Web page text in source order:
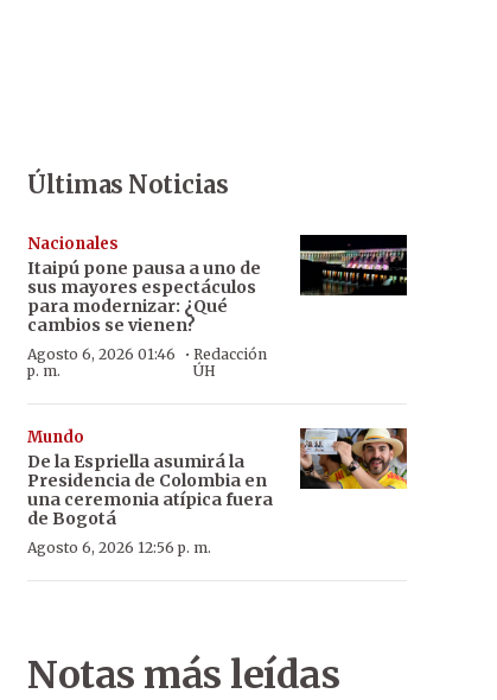
Últimas Noticias
Nacionales
Itaipú pone pausa a uno de
sus mayores espectáculos
para modernizar: ¿Qué
cambios se vienen?
Agosto 6, 2026 01:46
p. m.
· Redacción
ÚH
Mundo
De la Espriella asumirá la
Presidencia de Colombia en
una ceremonia atípica fuera
de Bogotá
Agosto 6, 2026 12:56 p. m.
Notas más leídas